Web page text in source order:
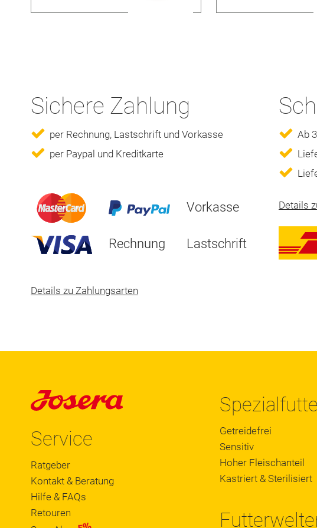
Sichere Zahlung
per Rechnung, Lastschrift und Vorkasse
per Paypal und Kreditkarte
Vorkasse
Rechnung Lastschrift
Details zu Zahlungsarten
Ab
Details
Service
Ratgeber
Kontakt & Beratung
Hilfe & FAQs
Retouren
Getreidefrei
Sensitiv
Hoher Fleischanteil
Kastriert & Sterilisiert